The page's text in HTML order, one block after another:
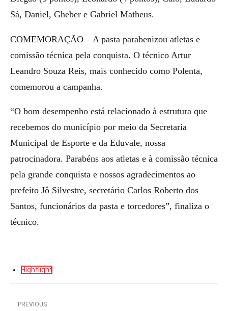
Sá, Daniel, Gheber e Gabriel Matheus.
COMEMORAÇÃO – A pasta parabenizou atletas e
comissão técnica pela conquista. O técnico Artur
Leandro Souza Reis, mais conhecido como Polenta,
comemorou a campanha.
“O bom desempenho está relacionado à estrutura que
recebemos do município por meio da Secretaria
Municipal de Esporte e da Eduvale, nossa
patrocinadora. Parabéns aos atletas e à comissão técnica
pela grande conquista e nossos agradecimentos ao
prefeito Jô Silvestre, secretário Carlos Roberto dos
Santos, funcionários da pasta e torcedores”, finaliza o
técnico.
Hightlight
PREVIOUS